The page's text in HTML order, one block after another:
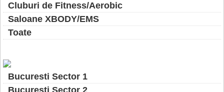
Cluburi de Fitness/Aerobic
Saloane XBODY/EMS
Toate
Bucuresti Sector 1